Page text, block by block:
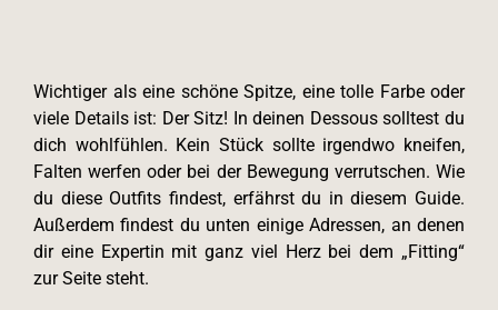
Wichtiger als eine schöne Spitze, eine tolle Farbe oder
viele Details ist: Der Sitz! In deinen Dessous solltest du
dich wohlfühlen. Kein Stück sollte irgendwo kneifen,
Falten werfen oder bei der Bewegung verrutschen. Wie
du diese Outfits findest, erfährst du in diesem Guide.
Außerdem findest du unten einige Adressen, an denen
dir eine Expertin mit ganz viel Herz bei dem „Fitting“
zur Seite steht.